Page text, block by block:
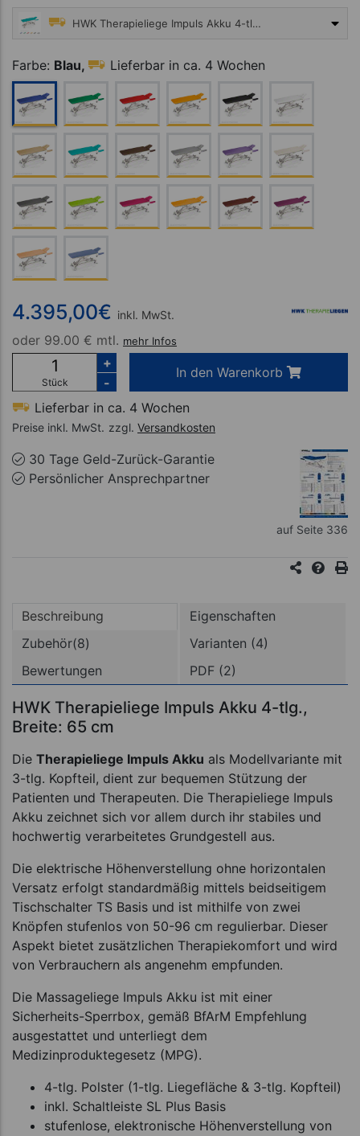
HWK Therapieliege Impuls Akku 4-tlg., Breite: 65 cm
Farbe: Blau, Lieferbar in ca. 4 Wochen
4.395,00€ inkl. MwSt.
oder 99.00 € mtl. mehr Infos
Stück
+
-
In den Warenkorb
Lieferbar in ca. 4 Wochen
Preise inkl. MwSt. zzgl. Versandkosten
30 Tage Geld-Zurück-Garantie
Persönlicher Ansprechpartner
auf Seite 336
Beschreibung
Eigenschaften
Zubehör(8)
Varianten (4)
Bewertungen
PDF (2)
HWK Therapieliege Impuls Akku 4-tlg.,
Breite: 65 cm
Die Therapieliege Impuls Akku als Modellvariante mit
3-tlg. Kopfteil, dient zur bequemen Stützung der
Patienten und Therapeuten. Die Therapieliege Impuls
Akku zeichnet sich vor allem durch ihr stabiles und
hochwertig verarbeitetes Grundgestell aus.
Die elektrische Höhenverstellung ohne horizontalen
Versatz erfolgt standardmäßig mittels beidseitigem
Tischschalter TS Basis und ist mithilfe von zwei
Knöpfen stufenlos von 50-96 cm regulierbar. Dieser
Aspekt bietet zusätzlichen Therapiekomfort und wird
von Verbrauchern als angenehm empfunden.
Die Massageliege Impuls Akku ist mit einer
Sicherheits-Sperrbox, gemäß BfArM Empfehlung
ausgestattet und unterliegt dem
Medizinproduktegesetz (MPG).
4-tlg. Polster (1-tlg. Liegefläche & 3-tlg. Kopfteil)
inkl. Schaltleiste SL Plus Basis
stufenlose, elektronische Höhenverstellung von